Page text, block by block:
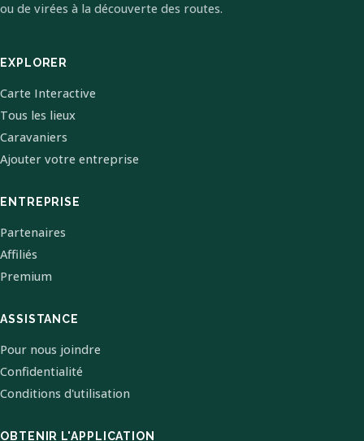
ou de virées à la découverte des routes.
EXPLORER
Carte Interactive
Tous les lieux
Caravaniers
Ajouter votre entreprise
ENTREPRISE
Partenaires
Affiliés
Premium
ASSISTANCE
Pour nous joindre
Confidentialité
Conditions d'utilisation
OBTENIR L'APPLICATION